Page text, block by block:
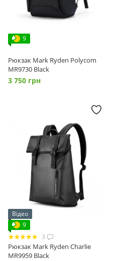
9
Рюкзак Mark Ryden Polycom
MR9730 Black
3 750 грн
Відео
9
3
Рюкзак Mark Ryden Charlie
MR9959 Black